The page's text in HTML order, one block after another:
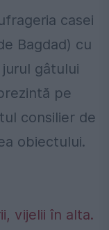
casei
Bagdad) cu
gâtului
pe
consilier de
obiectului.
vijelii în alta.